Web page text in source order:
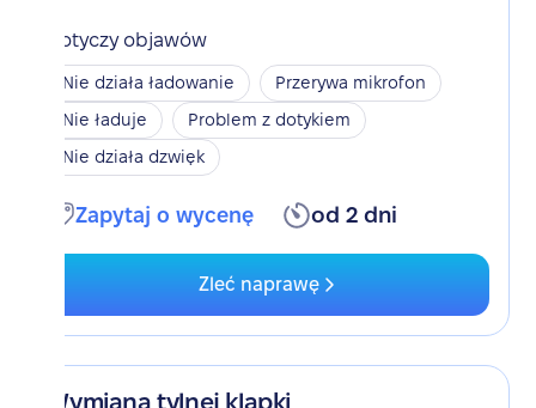
Dotyczy objawów
Nie działa ładowanie
Przerywa mikrofon
Nie ładuje
Problem z dotykiem
Nie działa dzwięk
Zapytaj o wycenę od 2 dni
Zleć naprawę
Wymiana tylnej klapki